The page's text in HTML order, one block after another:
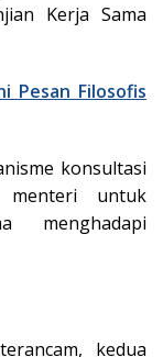
Kerja Sama
Pesan Filosofis
konsultasi
untuk
menghadapi
kedua